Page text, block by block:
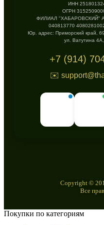
ИНН
ОГРН
ФИЛИАЛ "ХАБАРОВСКИЙ"
040813770
Юр. адрес: Приморский край,
ул. Ватутина 4А,
+7 (914)
✉️
Copyright ©
Все
Покупки по категориям